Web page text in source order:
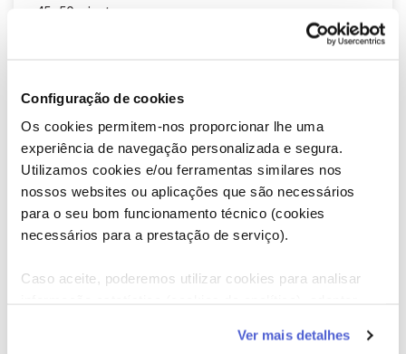
Configuração de cookies
Os cookies permitem-nos proporcionar lhe uma
experiência de navegação personalizada e segura.
Utilizamos cookies e/ou ferramentas similares nos
nossos websites ou aplicações que são necessários
para o seu bom funcionamento técnico (cookies
necessários para a prestação de serviço).
Caso aceite, poderemos utilizar cookies para analisar
funcionalidades (cookies de personalização e
Ver mais detalhes
45- 50 minutos
Numa frigideira antiaderente bem quente, deitar um
pouco de azeite virgem extra e grelhar o robalo,
começando pelo lado da pele.
Virar os lombos com a ajuda de uma espátula, para não
se partirem, e deixar cozinhar mais uns minutos. O
tempo de confeção irá depender da grossura dos
lombos, mas é bastante rápido. Temperar.
Para empratar individualmente, colocar um quadrado